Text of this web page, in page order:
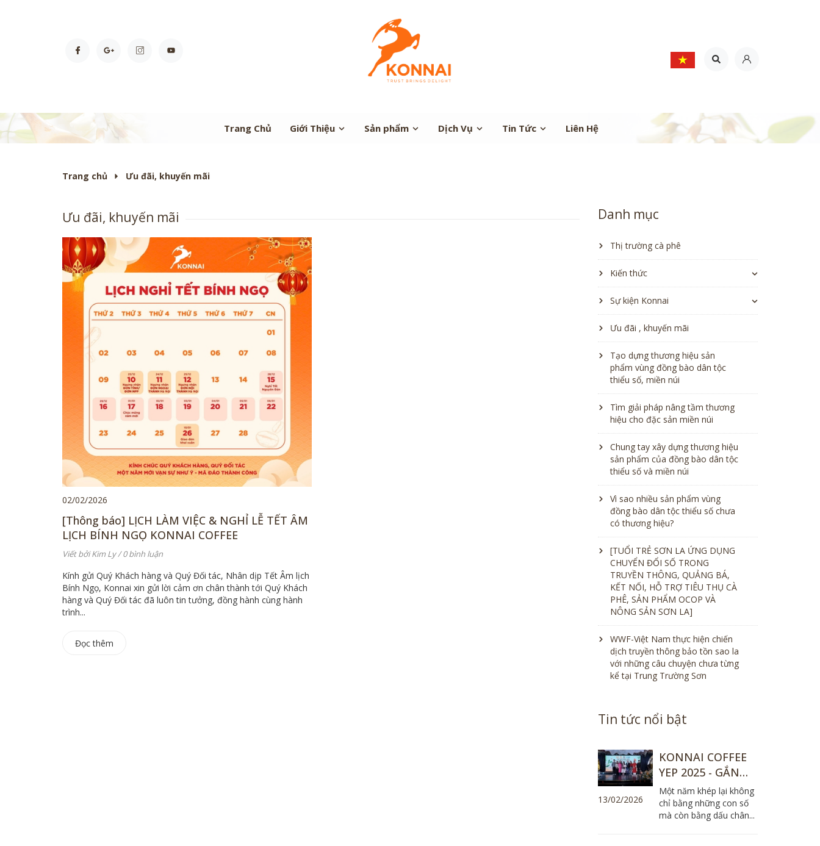
Trang Chủ Giới Thiệu Sản phẩm Dịch Vụ Tin Tức Liên Hệ
Trang chủ Ưu đãi, khuyến mãi
Ưu đãi, khuyến mãi
02/02/2026
[Thông báo] LỊCH LÀM VIỆC & NGHỈ LỄ TẾT ÂM
LỊCH BÍNH NGỌ KONNAI COFFEE
Viết bởiKim Ly/ 0 bình luận
Kính gửi Quý Khách hàng và Quý Đối tác, Nhân dịp Tết Âm lịch
Bính Ngọ, Konnai xin gửi lời cảm ơn chân thành tới Quý Khách
hàng và Quý Đối tác đã luôn tin tưởng, đồng hành cùng hành
trình...
Đọc thêm
Danh mục
Thị trường cà phê
Kiến thức
Sự kiện Konnai
Ưu đãi , khuyến mãi
Tạo dựng thương hiệu sản
phẩm vùng đồng bào dân tộc
thiểu số, miền núi
Tìm giải pháp nâng tầm thương
hiệu cho đặc sản miền núi
Chung tay xây dựng thương hiệu
sản phẩm của đồng bào dân tộc
thiểu số và miền núi
Vì sao nhiều sản phẩm vùng
đồng bào dân tộc thiểu số chưa
có thương hiệu?
[TUỔI TRẺ SƠN LA ỨNG DỤNG
CHUYỂN ĐỔI SỐ TRONG
TRUYỀN THÔNG, QUẢNG BÁ,
KẾT NỐI, HỖ TRỢ TIÊU THỤ CÀ
PHÊ, SẢN PHẨM OCOP VÀ
NÔNG SẢN SƠN LA]
WWF-Việt Nam thực hiện chiến
dịch truyền thông bảo tồn sao la
với những câu chuyện chưa từng
kể tại Trung Trường Sơn
Tin tức nổi bật
13/02/2026
KONNAI COFFEE
YEP 2025 - GẮN
KẾT NĂNG LỰC,
VỮNG BƯỚC
TƯƠNG LAI
Một năm khép lại không
chỉ bằng những con số
mà còn bằng dấu chân...